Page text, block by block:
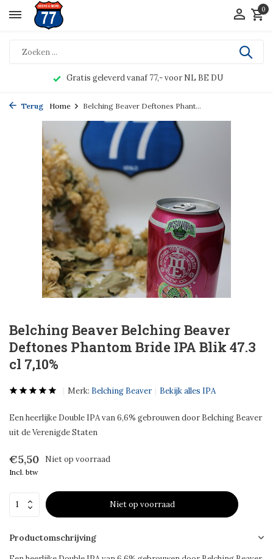
0
Gratis geleverd vanaf 77,- voor NL BE DU
Terug Home Belching Beaver Deftones Phant...
Belching Beaver Belching Beaver
Deftones Phantom Bride IPA Blik 47.3
cl 7,10%
Merk: Belching Beaver Bekijk alles IPA
Een heerlijke Double IPA van 6,6% gebrouwen door Belching Beaver
uit de Verenigde Staten
€5,50 Niet op voorraad
Incl. btw
Niet op voorraad
Productomschrijving